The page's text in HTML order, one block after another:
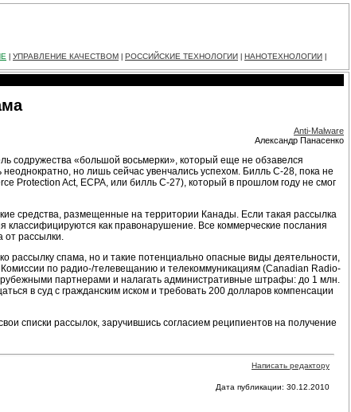
УПРАВЛЕНИЕ КАЧЕСТВОМ РОССИЙСКИЕ ТЕХНОЛОГИИ НАНОТЕХНОЛОГИИ
Anti-Malware
Александр Панасенко
содружества «большой восьмерки», который еще не обзавелся
но лишь сейчас увенчались успехом. Билль С-28, пока не
Protection Act, ECPA, или билль С-27), который в прошлом году не смог
средства, размещенные на территории Канады. Если такая рассылка
классифицируются как правонарушение. Все коммерческие послания
рассылки.
спама, но и такие потенциально опасные виды деятельности,
по радио-/телевещанию и телекоммуникациям (Canadian Radio-
партнерами и налагать административные штрафы: до 1 млн.
в суд с гражданским иском и требовать 200 долларов компенсации
списки рассылок, заручившись согласием реципиентов на получение
Написать редактору
Дата публикации: 30.12.2010